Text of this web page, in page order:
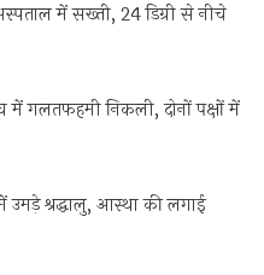
में सख्ती, 24 डिग्री से नीचे
गलतफहमी निकली, दोनों पक्षों में
उमड़े श्रद्धालु, आस्था की लगाई